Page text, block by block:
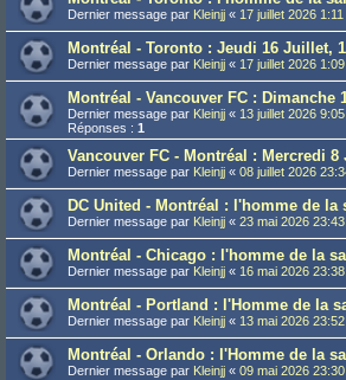
Dernier message par Kleinjj « 17 juillet 2026 1:11
Montréal - Toronto : Jeudi 16 Juillet,
Dernier message par Kleinjj « 17 juillet 2026 1:09
Montréal - Vancouver FC : Dimanche
Dernier message par Kleinjj « 13 juillet 2026 9:05
Réponses : 1
Vancouver FC - Montréal : Mercredi 8
Dernier message par Kleinjj « 08 juillet 2026
DC United - Montréal : l'homme de la
Dernier message par Kleinjj « 23 mai 2026 23:43
Montréal - Chicago : l'homme de la
Dernier message par Kleinjj « 16 mai 2026 23:38
Montréal - Portland : l'Homme de la
Dernier message par Kleinjj « 13 mai 2026 23:52
Montréal - Orlando : l'Homme de la
Dernier message par Kleinjj « 09 mai 2026 23:30